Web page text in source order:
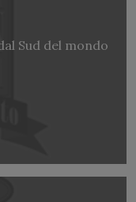
Sud del mondo